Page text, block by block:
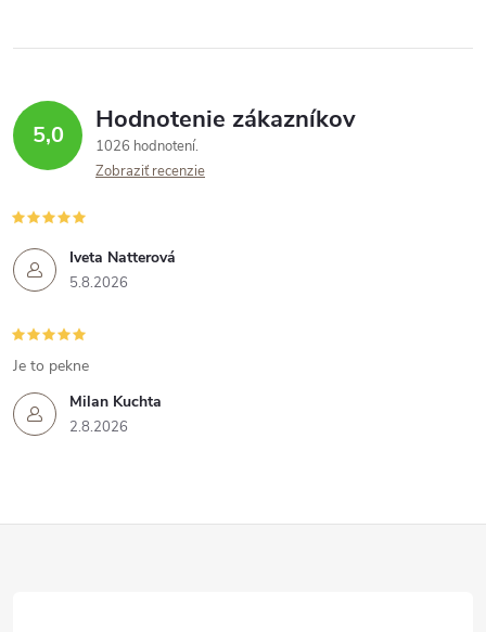
5,0 Hodnotenie zákazníkov
1026 hodnotení
Zobraziť recenzie
Iveta Natterová
5.8.2026
Milan Kuchta
2.8.2026
Je to pekne